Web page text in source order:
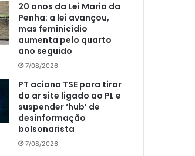
20 anos da Lei Maria da
Penha: a lei avançou,
mas feminicídio
aumenta pelo quarto
ano seguido
7/08/2026
PT aciona TSE para tirar
do ar site ligado ao PL e
suspender ‘hub’ de
desinformação
bolsonarista
7/08/2026